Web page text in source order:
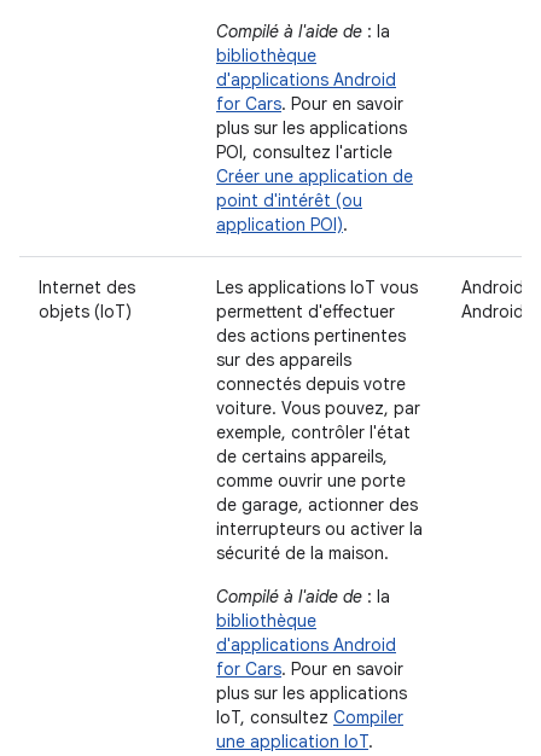
Compilé à l'aide de : la
bibliothèque
d'applications Android
for Cars. Pour en savoir
plus sur les applications
POI, consultez l'article
Créer une application de
point d'intérêt (ou
application POI).
Internet des
objets (IoT)
Les applications IoT vous
permettent d'effectuer
des actions pertinentes
sur des appareils
connectés depuis votre
voiture. Vous pouvez, par
exemple, contrôler l'état
de certains appareils,
comme ouvrir une porte
de garage, actionner des
interrupteurs ou activer la
sécurité de la maison.
Compilé à l'aide de : la
bibliothèque
d'applications Android
for Cars. Pour en savoir
plus sur les applications
IoT, consultez Compiler
une application IoT.
Android
Android